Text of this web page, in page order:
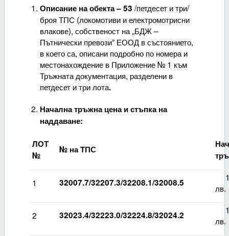
Описание на обекта – 53 /петдесет и три/
броя ТПС (локомотиви и електромотрисни
влакове), собственост на „БДЖ –
Пътнически превози” ЕООД в състоянието,
в което са, описани подробно по номера и
местонахождение в Приложение № 1 към
Тръжната документация, разделени в
петдесет и три лота.
Начална тръжна цена и стъпка на
наддаване:
ЛОТ
№
№ на ТПС
1 32007.7/32207.3/32208.1/32008.5
лв.
2 32023.4/32223.0/32224.8/32024.2
лв.